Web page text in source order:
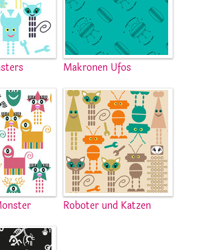
Makronen Ufos
Roboter und Katzen